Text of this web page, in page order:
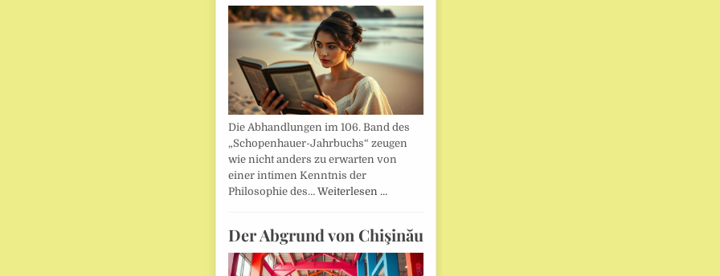
Die Abhandlungen im 106. Band des
„Schopenhauer-Jahrbuchs“ zeugen
wie nicht anders zu erwarten von
einer intimen Kenntnis der
Philosophie des… Weiterlesen …
Der Abgrund von Chişinău